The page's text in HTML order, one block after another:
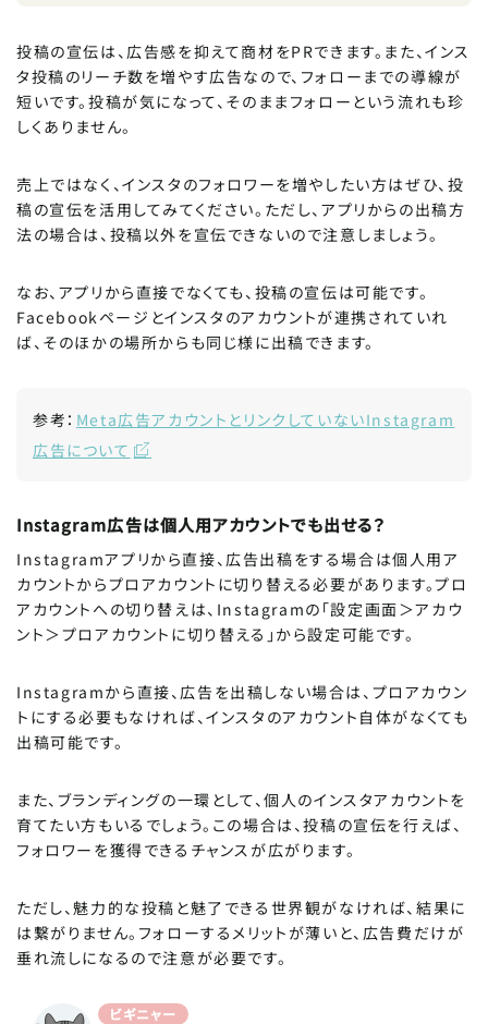
投稿の宣伝は、広告感を抑えて商材をPRできます。また、インス
タ投稿のリーチ数を増やす広告なので、フォローまでの導線が
短いです。投稿が気になって、そのままフォローという流れも珍
しくありません。
売上ではなく、インスタのフォロワーを増やしたい方はぜひ、投
稿の宣伝を活用してみてください。ただし、アプリからの出稿方
法の場合は、投稿以外を宣伝できないので注意しましょう。
なお、アプリから直接でなくても、投稿の宣伝は可能です。
Facebookページとインスタのアカウントが連携されていれ
ば、そのほかの場所からも同じ様に出稿できます。
参考： Meta広告アカウントとリンクしていないInstagram
広告について
Instagram広告は個人用アカウントでも出せる？
Instagramアプリから直接、広告出稿をする場合は個人用ア
カウントからプロアカウントに切り替える必要があります。プロ
アカウントへの切り替えは、Instagramの「設定画面＞アカウ
ント＞プロアカウントに切り替える」から設定可能です。
Instagramから直接、広告を出稿しない場合は、プロアカウン
トにする必要もなければ、インスタのアカウント自体がなくても
出稿可能です。
また、ブランディングの一環として、個人のインスタアカウントを
育てたい方もいるでしょう。この場合は、投稿の宣伝を行えば、
フォロワーを獲得できるチャンスが広がります。
ただし、魅力的な投稿と魅了できる世界観がなければ、結果に
は繋がりません。フォローするメリットが薄いと、広告費だけが
垂れ流しになるので注意が必要です。
ビギニャー